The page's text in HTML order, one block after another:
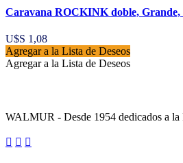
Caravana ROCKINK doble,
U$S 1,08
Agregar a la Lista de Deseos
Agregar a la Lista de Deseos
WALMUR - Desde 1954 dedicados a